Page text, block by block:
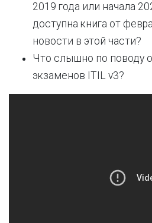
2019 года или начала
доступна книга от
новости в этой части?
Что слышно по поводу
экзаменов ITIL v3?